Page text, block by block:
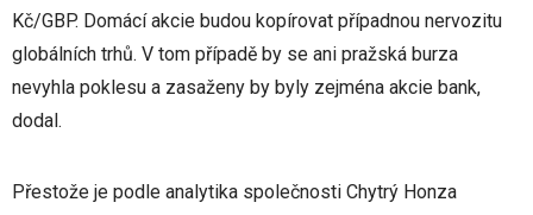
Kč/GBP. Domácí akcie budou kopírovat případnou nervozitu
globálních trhů. V tom případě by se ani pražská burza
nevyhla poklesu a zasaženy by byly zejména akcie bank,
dodal.
Přestože je podle analytika společnosti Chytrý Honza